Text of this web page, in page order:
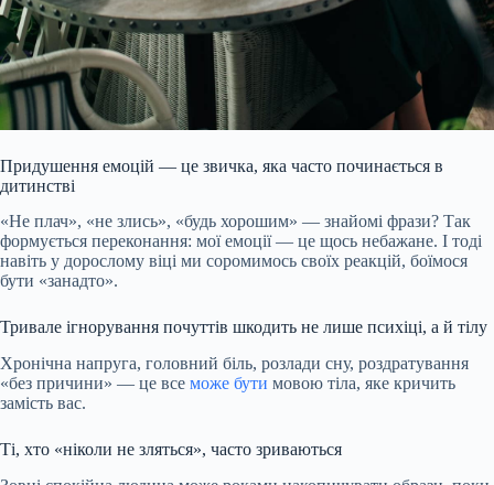
Придушення емоцій — це звичка, яка часто починається в
дитинстві
«Не плач», «не злись», «будь хорошим» — знайомі фрази? Так
формується переконання: мої емоції — це щось небажане. І тоді
навіть у дорослому віці ми соромимось своїх реакцій, боїмося
бути «занадто».
Тривале ігнорування почуттів шкодить не лише психіці, а й тілу
Хронічна напруга, головний біль, розлади сну, роздратування
«без причини» — це все може бути мовою тіла, яке кричить
замість вас.
Ті, хто «ніколи не зляться», часто зриваються